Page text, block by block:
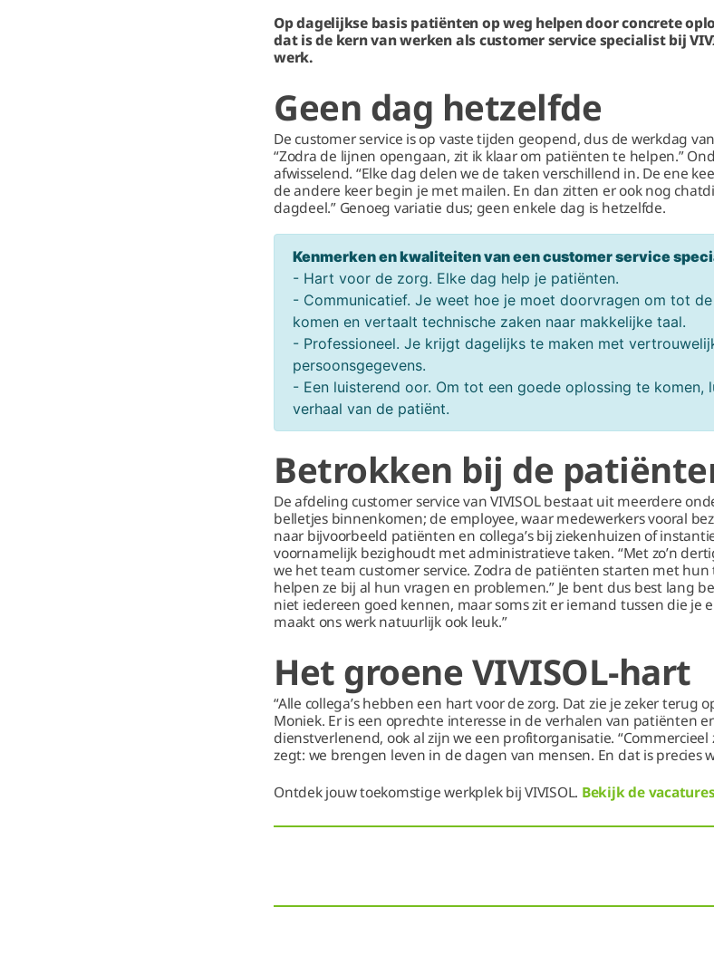
Op dagelijkse basis patiënten op weg helpen door concrete
dat is de kern van werken als customer service specialist bij
werk.
Geen dag hetzelfde
De customer service is op vaste tijden geopend, dus de werkdag
“Zodra de lijnen opengaan, zit ik klaar om patiënten te helpen.”
afwisselend. “Elke dag delen we de taken verschillend in. De ene
de andere keer begin je met mailen. En dan zitten er ook nog
dagdeel.” Genoeg variatie dus; geen enkele dag is hetzelfde.
Kenmerken en kwaliteiten van een customer service
- Hart voor de zorg. Elke dag help je patiënten.
- Communicatief. Je weet hoe je moet doorvragen om tot
komen en vertaalt technische zaken naar makkelijke taal.
- Professioneel. Je krijgt dagelijks te maken met
persoonsgegevens.
- Een luisterend oor. Om tot een goede oplossing te komen,
verhaal van de patiënt.
Betrokken bij de
De afdeling customer service van VIVISOL bestaat uit meerdere
belletjes binnenkomen; de employee, waar medewerkers vooral
naar bijvoorbeeld patiënten en collega’s bij ziekenhuizen of
voornamelijk bezighoudt met administratieve taken. “Met zo’n
we het team customer service. Zodra de patiënten starten met
helpen ze bij al hun vragen en problemen.” Je bent dus best lang
niet iedereen goed kennen, maar soms zit er iemand tussen die je
maakt ons werk natuurlijk ook leuk.”
Het groene VIVISOL-hart
“Alle collega’s hebben een hart voor de zorg. Dat zie je zeker terug
Moniek. Er is een oprechte interesse in de verhalen van patiënten
dienstverlenend, ook al zijn we een profitorganisatie. “Commercieel
zegt: we brengen leven in de dagen van mensen. En dat is precies
Ontdek jouw toekomstige werkplek bij VIVISOL. Bekijk de